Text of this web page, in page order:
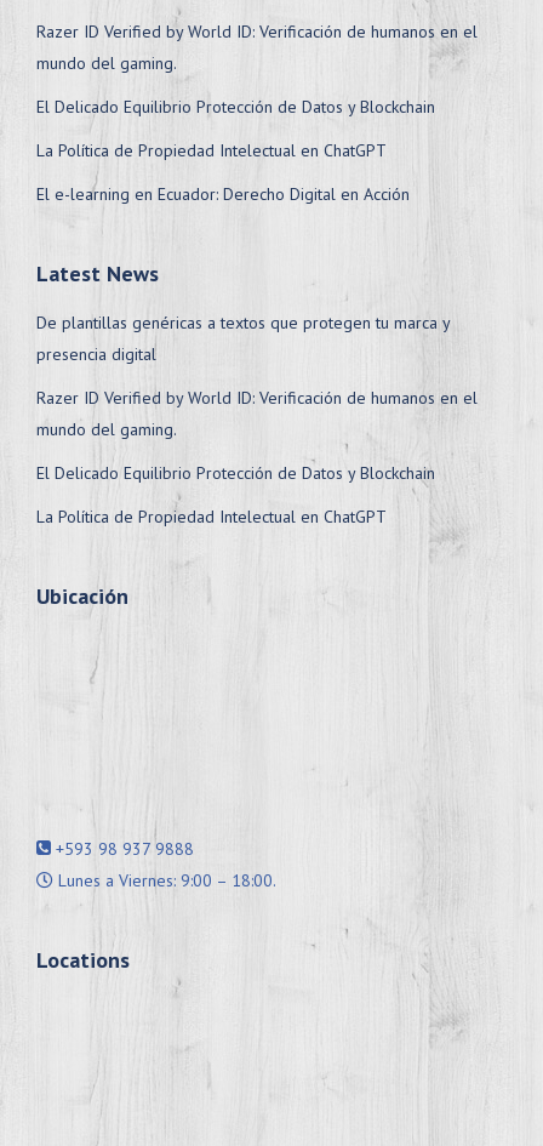
Razer ID Verified by World ID: Verificación de humanos en el
mundo del gaming.
El Delicado Equilibrio Protección de Datos y Blockchain
La Política de Propiedad Intelectual en ChatGPT
El e-learning en Ecuador: Derecho Digital en Acción
Latest News
De plantillas genéricas a textos que protegen tu marca y
presencia digital
Razer ID Verified by World ID: Verificación de humanos en el
mundo del gaming.
El Delicado Equilibrio Protección de Datos y Blockchain
La Política de Propiedad Intelectual en ChatGPT
Ubicación
+593 98 937 9888
Lunes a Viernes: 9:00 – 18:00.
Locations